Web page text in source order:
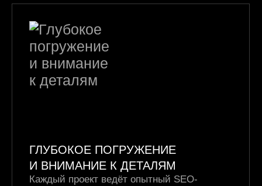
ГЛУБОКОЕ ПОГРУЖЕНИЕ
И ВНИМАНИЕ К ДЕТАЛЯМ
Каждый проект ведёт опытный SEO-